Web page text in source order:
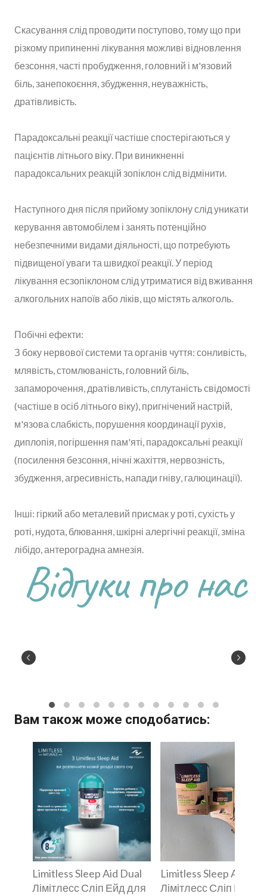
Скасування слід проводити поступово, тому що при
різкому припиненні лікування можливі відновлення
безсоння, часті пробудження, головний і м'язовий
біль, занепокоєння, збудження, неуважність,
дратівливість.
Парадоксальні реакції частіше спостерігаються у
пацієнтів літнього віку. При виникненні
парадоксальних реакцій зопіклон слід відмінити.
Наступного дня після прийому зопіклону слід уникати
керування автомобілем і занять потенційно
небезпечними видами діяльності, що потребують
підвищеної уваги та швидкої реакції. У період
лікування есзопіклоном слід утриматися від вживання
алкогольних напоїв або ліків, що містять алкоголь.
Побічні ефекти:
З боку нервової системи та органів чуття: сонливість,
млявість, стомлюваність, головний біль,
запаморочення, дратівливість, сплутаність свідомості
(частіше в осіб літнього віку), пригнічений настрій,
м'язова слабкість, порушення координації рухів,
диплопія, погіршення пам'яті, парадоксальні реакції
(посилення безсоння, нічні жахіття, нервозність,
збудження, агресивність, напади гніву, галюцинації).
Інші: гіркий або металевий присмак у роті, сухість у
роті, нудота, блювання, шкірні алергічні реакції, зміна
лібідо, антероградна амнезія.
Відгуки про нас
Вам також може сподобатись:
Limitless Sleep Aid Dual
Лімітлесс Сліп Ейд для
Limitless Sleep Aid
Лімітлесс Сліп Ейд